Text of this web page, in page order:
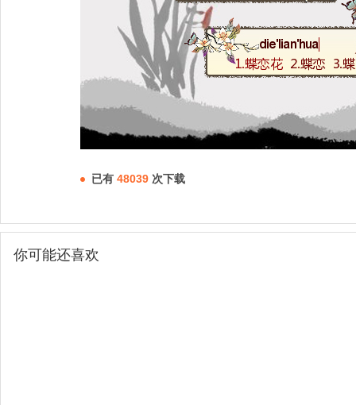
已有 48039 次下载
你可能还喜欢